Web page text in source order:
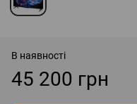
В наявності
45 200 грн